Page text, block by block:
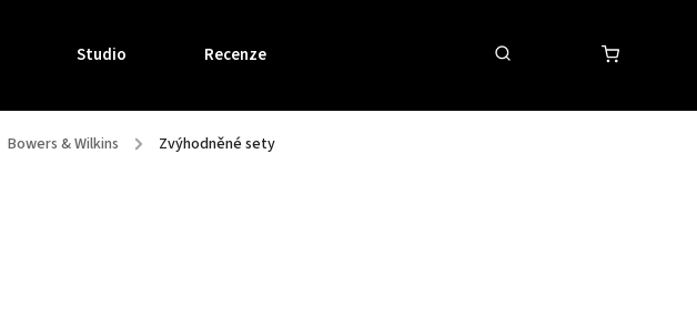
Studio Recenze Kontakty
Bowers & Wilkins / Zvýhodněné sety